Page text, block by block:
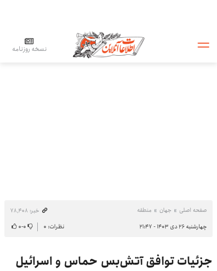
نسخه روزنامه
صفحه اصلی جهان منطقه
خبر: ۷۸٬۴۰۸
چهارشنبه ۲۶ دی ۱۴۰۳ - ۲۱:۴۷
نظرات: ۰ ۰-۰
جزئیات توافق آتش‌بس حماس و اسرائیل